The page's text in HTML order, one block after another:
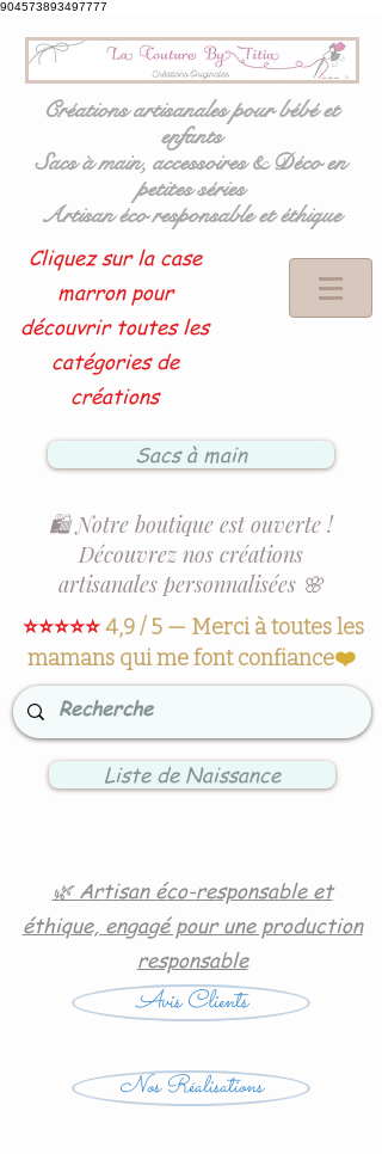
904573893497777
Créations artisanales pour bébé et
enfants
Sacs à main, accessoires & Déco en
petites séries
Artisan éco responsable et éthique
Cliquez sur la case
marron pour
découvrir toutes les
catégories de
créations
Sacs à main
🛍️ Notre boutique est ouverte !
Découvrez nos créations
artisanales personnalisées 🌸
⭐⭐⭐⭐⭐4,9 / 5 — Merci à toutes les
mamans qui me font confiance❤️
Liste de Naissance
🌿 Artisan éco-responsable et
éthique, engagé pour une production
responsable
Avis Clients
Nos Réalisations